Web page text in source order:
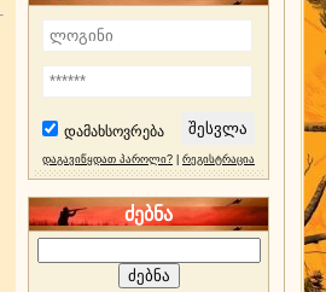
დამახსოვრება
დაგავიწყდათ პაროლი? რეგისტრაცია
ძებნა